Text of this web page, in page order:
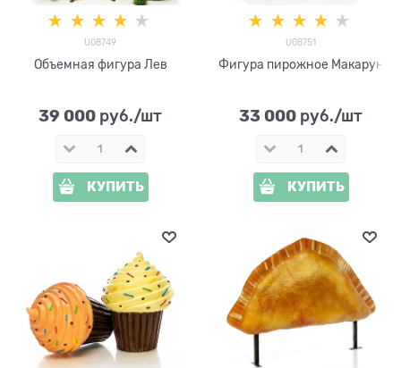
U08749
Объемная фигура Лев
39 000 руб./шт
КУПИТЬ
U08751
Фигура пирожное Макарун
33 000 руб./шт
КУПИТЬ